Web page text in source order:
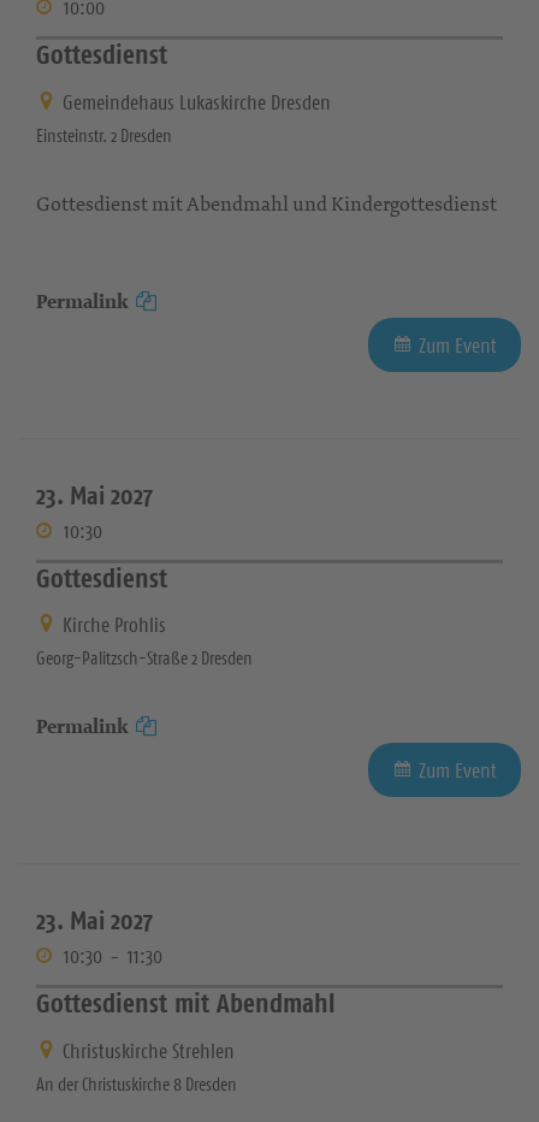
10:00
Gottesdienst
Gemeindehaus Lukaskirche Dresden
Einsteinstr. 2 Dresden
Gottesdienst mit Abendmahl und Kindergottesdienst
Permalink
Zum Event
23. Mai 2027
10:30
Gottesdienst
Kirche Prohlis
Georg-Palitzsch-Straße 2 Dresden
Permalink
Zum Event
23. Mai 2027
10:30 - 11:30
Gottesdienst mit Abendmahl
Christuskirche Strehlen
An der Christuskirche 8 Dresden